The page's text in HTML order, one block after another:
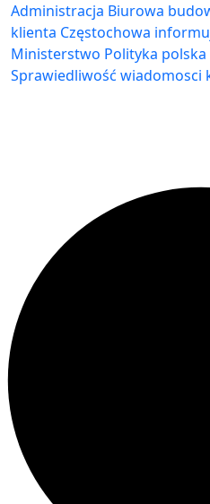
Administracja Biurowa
klienta Częstochowa
Ministerstwo Polityka polska
Sprawiedliwość wiadomosci